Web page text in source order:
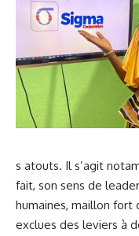
s atouts. Il s’agit
fait, son sens de
humaines, maillon fort
exclues des leviers à